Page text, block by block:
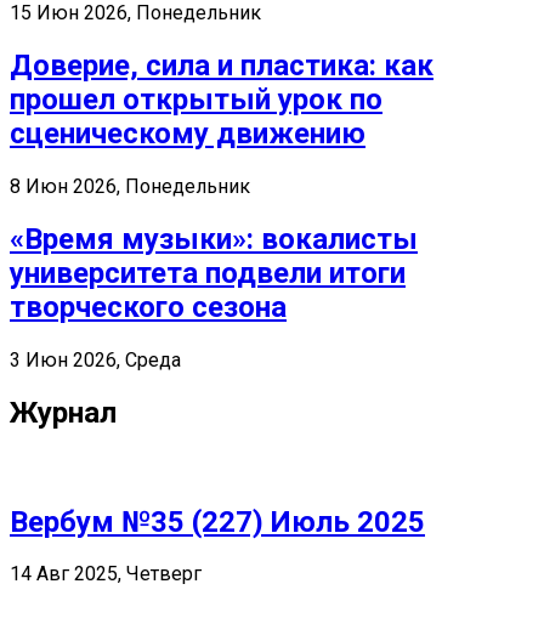
15 Июн 2026, Понедельник
Доверие, сила и пластика: как
прошел открытый урок по
сценическому движению
8 Июн 2026, Понедельник
«Время музыки»: вокалисты
университета подвели итоги
творческого сезона
3 Июн 2026, Среда
Журнал
Вербум №35 (227) Июль 2025
14 Авг 2025, Четверг